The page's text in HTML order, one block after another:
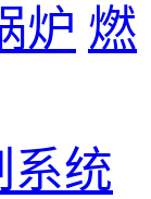
炉 燃
系统